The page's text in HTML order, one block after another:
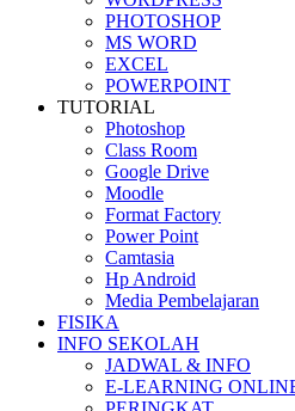
PHOTOSHOP
MS WORD
EXCEL
POWERPOINT
TUTORIAL
Photoshop
Class Room
Google Drive
Moodle
Format Factory
Power Point
Camtasia
Hp Android
Media Pembelajaran
FISIKA
INFO SEKOLAH
JADWAL & INFO
E-LEARNING